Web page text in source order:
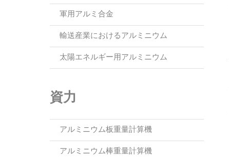
軍用アルミ合金
輸送産業におけるアルミニウム
太陽エネルギー用アルミニウム
資力
アルミニウム板重量計算機
アルミニウム棒重量計算機